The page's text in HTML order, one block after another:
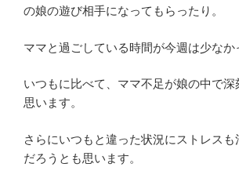
の娘の遊び相手になってもらったり。
ママと過ごしている時間が今週は少なか
いつもに比べて、ママ不足が娘の中で深
思います。
さらにいつもと違った状況にストレスも
だろうとも思います。